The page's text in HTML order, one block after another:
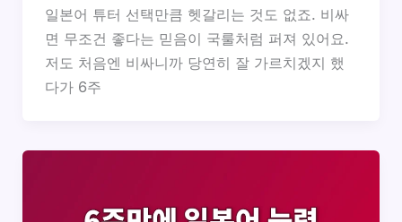
일본어 튜터 선택만큼 헷갈리는 것도 없죠. 비싸
면 무조건 좋다는 믿음이 국룰처럼 퍼져 있어요.
저도 처음엔 비싸니까 당연히 잘 가르치겠지 했
다가 6주